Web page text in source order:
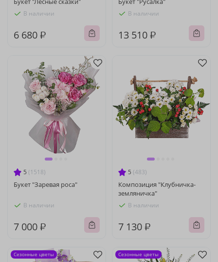
В наличии
6 680 ₽
В наличии
13 510 ₽
5 (1518)
Букет "Заревая роса"
В наличии
7 000 ₽
5 (483)
Композиция "Клубничка-
земляничка"
В наличии
7 130 ₽
Сезонные цветы Сезонные цветы